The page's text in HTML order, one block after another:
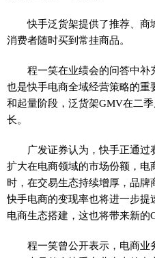
快手泛货架提供了推荐、
消费者随时买到常挂商品。
程一笑在业绩会的问答中补
也是快手电商全域经营策略的
和起量阶段，泛货架GMV在二
长。
广发证券认为，快手正通
扩大在电商领域的市场份额，电
时，在交易生态持续增厚，品牌
快手电商的变现率也将进一步
电商生态搭建，这也将带来新的
程一笑曾公开表示，电商业